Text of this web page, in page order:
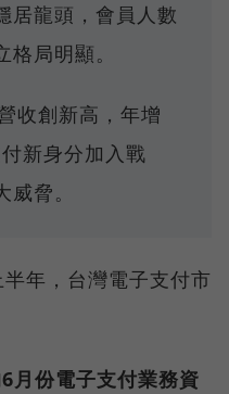
居龍頭，會員人數
局明顯。
收創新高，年增
新身分加入戰
脅。
年，台灣電子支付市
月份電子支付業務資